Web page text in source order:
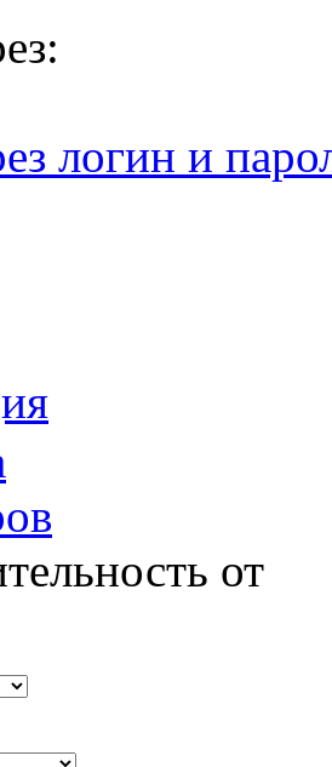
логин и
от